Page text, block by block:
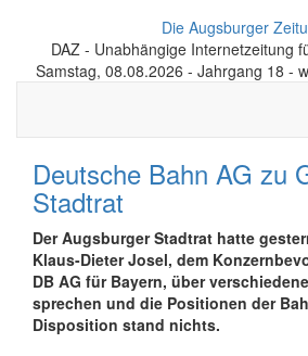
Die Augsburger
DAZ - Unabhängige Internetzeitung
Samstag, 08.08.2026 - Jahrgang 18 -
Deutsche Bahn AG zu
Stadtrat
Der Augsburger Stadtrat hatte
Klaus-Dieter Josel, dem
DB AG für Bayern, über
sprechen und die Positionen der
Disposition stand nichts.